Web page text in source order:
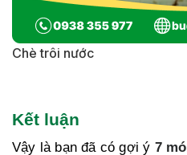
Chè trôi nước
Kết luận
Vậy là bạn đã có gợi ý 7